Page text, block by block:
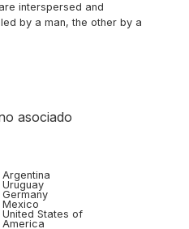
interspersed and
by a man, the other by a
asociado
Argentina
Uruguay
Germany
Mexico
United States of
America